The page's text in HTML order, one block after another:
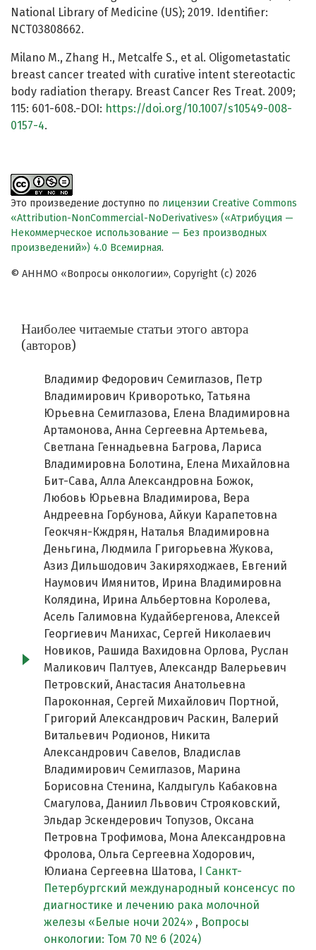
National Library of Medicine (US); 2019. Identifier:
NCT03808662.
Milano M., Zhang H., Metcalfe S., et al. Oligometastatic
breast cancer treated with curative intent stereotactic
body radiation therapy. Breast Cancer Res Treat. 2009;
115: 601-608.-DOI: https://doi.org/10.1007/s10549-008-
0157-4.
Это произведение доступно по лицензии Creative Commons
«Attribution-NonCommercial-NoDerivatives» («Атрибуция —
Некоммерческое использование — Без производных
произведений») 4.0 Всемирная.
© АННМО «Вопросы онкологии», Copyright (c) 2026
Наиболее читаемые статьи этого автора
(авторов)
Владимир Федорович Семиглазов, Петр
Владимирович Криворотько, Татьяна
Юрьевна Семиглазова, Елена Владимировна
Артамонова, Анна Сергеевна Артемьева,
Светлана Геннадьевна Багрова, Лариса
Владимировна Болотина, Елена Михайловна
Бит-Сава, Алла Александровна Божок,
Любовь Юрьевна Владимирова, Вера
Андреевна Горбунова, Айкуи Карапетовна
Геокчян-Кждрян, Наталья Владимировна
Деньгина, Людмила Григорьевна Жукова,
Азиз Дильшодович Закиряходжаев, Евгений
Наумович Имянитов, Ирина Владимировна
Колядина, Ирина Альбертовна Королева,
Асель Галимовна Кудайбергенова, Алексей
Георгиевич Манихас, Сергей Николаевич
Новиков, Рашида Вахидовна Орлова, Руслан
Маликович Палтуев, Александр Валерьевич
Петровский, Анастасия Анатольевна
Пароконная, Сергей Михайлович Портной,
Григорий Александрович Раскин, Валерий
Витальевич Родионов, Никита
Александрович Савелов, Владислав
Владимирович Семиглазов, Марина
Борисовна Стенина, Калдыгуль Кабаковна
Смагулова, Даниил Львович Строяковский,
Эльдар Эскендерович Топузов, Оксана
Петровна Трофимова, Мона Александровна
Фролова, Ольга Сергеевна Ходорович,
Юлиана Сергеевна Шатова,
I Cанкт-
Петербургский международный консенсус по
диагностике и лечению рака молочной
железы «Белые ночи 2024» , Вопросы
онкологии: Том 70 № 6 (2024)